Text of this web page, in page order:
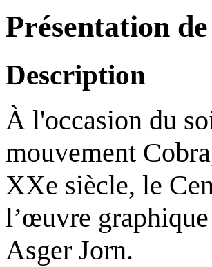
Présentation
Description
À l'occasion du
mouvement
XXe siècle, le
l’œuvre
Asger Jorn.